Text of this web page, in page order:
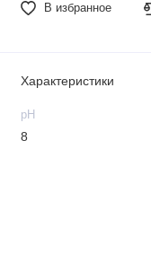
В избранное
Характеристики
рН
8